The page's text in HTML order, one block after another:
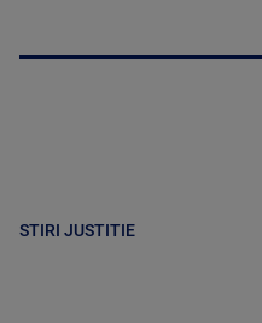
STIRI JUSTITIE